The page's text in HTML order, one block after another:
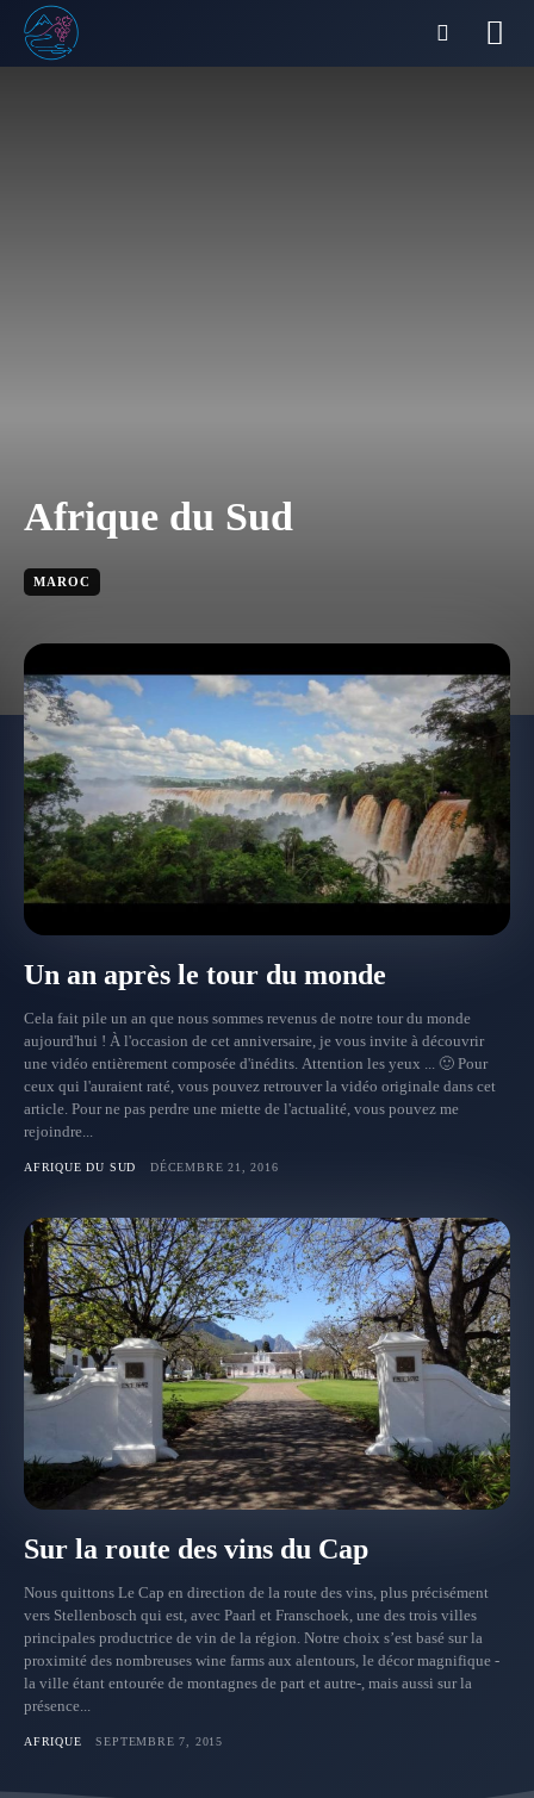
Afrique du Sud
MAROC
Un an après le tour du monde
Cela fait pile un an que nous sommes revenus de notre tour du monde
aujourd'hui ! À l'occasion de cet anniversaire, je vous invite à découvrir
une vidéo entièrement composée d'inédits. Attention les yeux ... 🙂 Pour
ceux qui l'auraient raté, vous pouvez retrouver la vidéo originale dans cet
article. Pour ne pas perdre une miette de l'actualité, vous pouvez me
rejoindre...
AFRIQUE DU SUD DÉCEMBRE 21, 2016
Sur la route des vins du Cap
Nous quittons Le Cap en direction de la route des vins, plus précisément
vers Stellenbosch qui est, avec Paarl et Franschoek, une des trois villes
principales productrice de vin de la région. Notre choix s’est basé sur la
proximité des nombreuses wine farms aux alentours, le décor magnifique -
la ville étant entourée de montagnes de part et autre-, mais aussi sur la
présence...
AFRIQUE SEPTEMBRE 7, 2015